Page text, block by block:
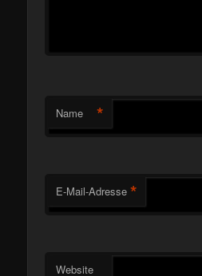
Name *
E-Mail-Adresse *
Website